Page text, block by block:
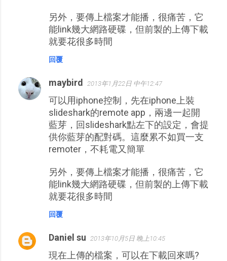
另外，要傳上檔案才能播，很痛苦，它
能link幾大網路硬碟，但前製的上傳下載
就要花很多時間
回覆
maybird 2013年1月22日 中午12:47
可以用iphone控制，先在iphone上裝
slideshark的remote app，兩邊一起開
藍芽，回slideshark點左下的設定，會提
供你藍芽的配對碼。這麼累不如買一支
remoter，不耗電又簡單
另外，要傳上檔案才能播，很痛苦，它
能link幾大網路硬碟，但前製的上傳下載
就要花很多時間
回覆
Daniel su 2013年10月5日 晚上10:45
現在上傳的檔案，可以在下載回來嗎?